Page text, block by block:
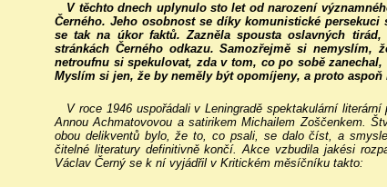
V těchto dnech uplynulo sto let od narození
Černého. Jeho osobnost se díky komunistické
se tak na úkor faktů. Zazněla spousta oslavných
stránkách Černého odkazu. Samozřejmě si
netroufnu si spekulovat, zda v tom, co po sobě
Myslím si jen, že by neměly být opomíjeny, a proto
V roce 1946 uspořádali v Leningradě spektakulární
Annou Achmatovovou a satirikem Michailem Zoščenkem.
obou delikventů bylo, že to, co psali, se dalo číst, a
čitelné literatury definitivně končí. Akce vzbudila jakési
Václav Černý se k ní vyjádřil v Kritickém měsíčníku takto: